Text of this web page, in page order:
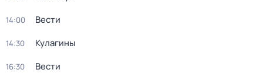
14:00 Вести
14:30 Кулагины
16:30 Вести